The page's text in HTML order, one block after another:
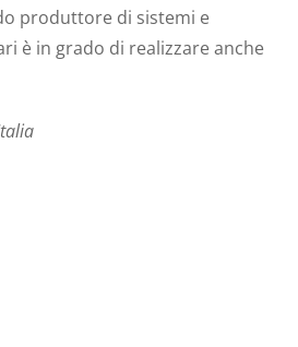
produttore di sistemi e
è in grado di realizzare anche